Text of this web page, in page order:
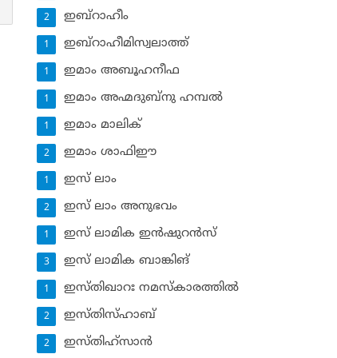
ഇബ്‌റാഹീം
2
ഇബ്‌റാഹീമിസ്വലാത്ത്
1
ഇമാം അബൂഹനീഫ
1
ഇമാം അഹ്മദുബ്‌നു ഹമ്പല്‍
1
ഇമാം മാലിക്
1
ഇമാം ശാഫിഈ
2
ഇസ് ലാം
1
ഇസ് ലാം അനുഭവം
2
ഇസ് ലാമിക ഇന്‍ഷുറന്‍സ്‌
1
ഇസ് ലാമിക ബാങ്കിങ്‌
3
ഇസ്തിഖാറഃ നമസ്‌കാരത്തില്‍
1
ഇസ്തിസ്ഹാബ്
2
ഇസ്തിഹ്‌സാന്‍
2